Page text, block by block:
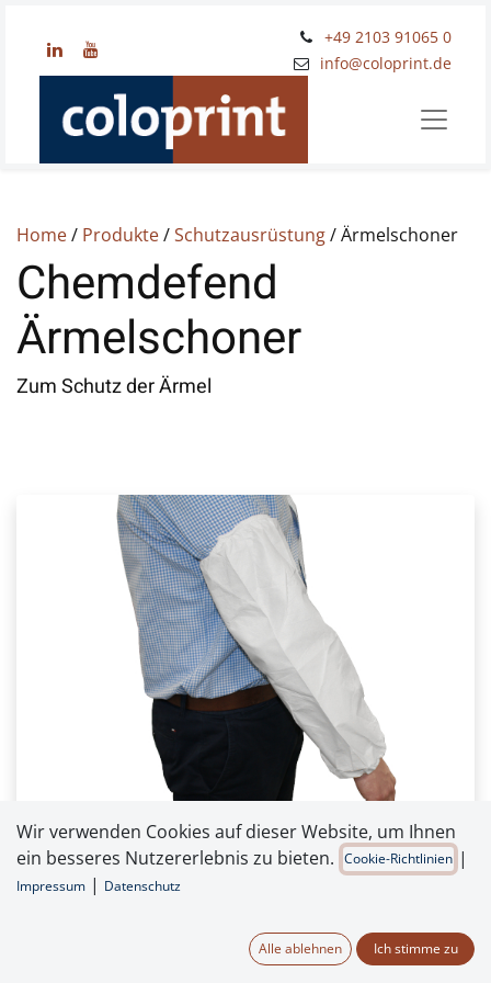
+49 2103 91065 0
​info@coloprint.de
Home/ Produkte/Schutzausrüstung/ Ärmelschoner
Chemdefend
Ärmelschoner
Zum Schutz der Ärmel
Chemdefend Ärmelschoner,
weiß, aus mikroporösem Filmlaminat,
Wir verwenden Cookies auf dieser Website, um Ihnen
ein besseres Nutzererlebnis zu bieten. Cookie-Richtlinien |
Impressum | Datenschutz
Alle ablehnen Ich stimme zu